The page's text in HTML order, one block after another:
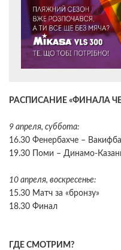
РАСПИСАНИЕ «ФИНАЛА
9 апреля, суббота:
16.30 Фенербахче –
19.30 Поми – Динамо-
10 апреля, воскресенье:
15.30 Матч за «бронзу»
18.30 Финал
ГДЕ СМОТРИМ?